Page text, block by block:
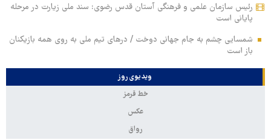
رئیس سازمان علمی و فرهنگی آستان قدس رضوی: سند ملی زیارت در مرحله
پایانی است
شمسایی چشم به جام جهانی دوخت / درهای تیم ملی به روی همه بازیکنان
باز است
ویدیوی روز
خط قرمز
عکس
رواق